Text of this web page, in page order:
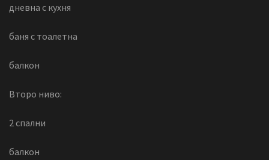
дневна с кухня
баня с тоалетна
балкон
Второ ниво:
2 спални
балкон